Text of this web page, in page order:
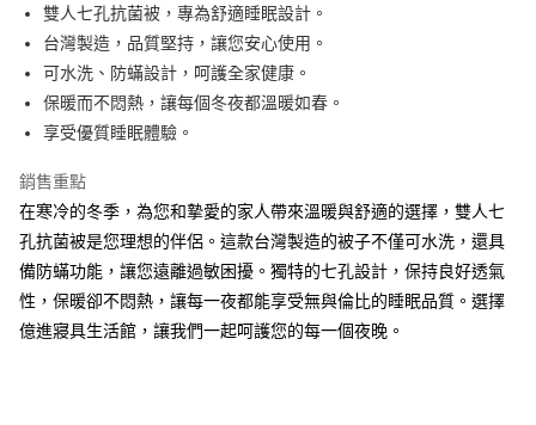
華南商業銀行
彰化商業銀行
上海商業儲蓄銀行
台北富邦商業銀行
國泰世華商業銀行
兆豐國際商業銀行
臺灣中小企業銀行
台中商業銀行
匯豐（台灣）商業銀行
聯邦商業銀行
元大商業銀行
台新國際商業銀行
中國信託商業銀行
台灣樂天信用卡公司
華南商業銀行
彰化商業銀行
上海商業儲蓄銀行
台北富邦商業銀行
國泰世華商業銀行
兆豐國際商業銀行
臺灣中小企業銀行
聯邦商業銀行
元大商業銀行
永豐商業銀行
玉山商業銀行
星展（台灣）商業銀行
台灣樂天信用卡公司
LINE Pay
Apple Pay
悠遊付
Google Pay
ATM付款
運送方式
非床墊商品，一般宅配
每筆NT$150，滿NT$2,000(含以上)免運費
雙人七孔抗菌被，專為舒適睡眠設計。
台灣製造，品質堅持，讓您安心使用。
可水洗、防蟎設計，呵護全家健康。
保暖而不悶熱，讓每個冬夜都溫暖如春。
享受優質睡眠體驗。
銷售重點
在寒冷的冬季，為您和摯愛的家人帶來溫暖與舒適的選擇，雙人七
孔抗菌被是您理想的伴侶。這款台灣製造的被子不僅可水洗，還具
備防蟎功能，讓您遠離過敏困擾。獨特的七孔設計，保持良好透氣
性，保暖卻不悶熱，讓每一夜都能享受無與倫比的睡眠品質。選擇
億進寢具生活館，讓我們一起呵護您的每一個夜晚。